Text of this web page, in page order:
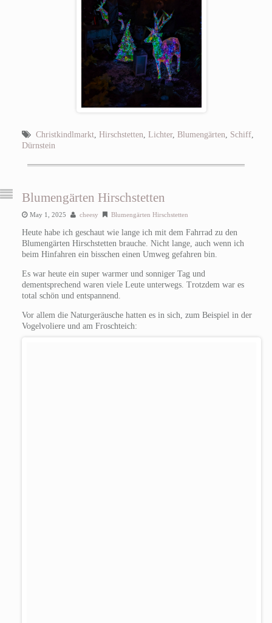
Christkindlmarkt, Hirschstetten, Lichter, Blumengärten, Schiff,
Dürnstein
Blumengärten Hirschstetten
May 1, 2025 cheesy Blumengärten Hirschstetten
Heute habe ich geschaut wie lange ich mit dem Fahrrad zu den
Blumengärten Hirschstetten brauche. Nicht lange, auch wenn ich
beim Hinfahren ein bisschen einen Umweg gefahren bin.
Es war heute ein super warmer und sonniger Tag und
dementsprechend waren viele Leute unterwegs. Trotzdem war es
total schön und entspannend.
Vor allem die Naturgeräusche hatten es in sich, zum Beispiel in der
Vogelvoliere und am Froschteich: